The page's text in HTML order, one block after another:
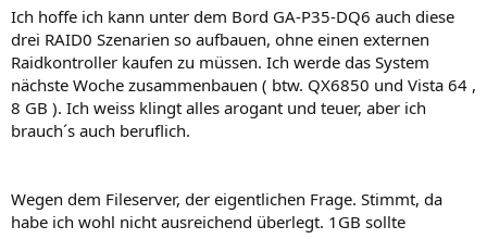
Ich hoffe ich kann unter dem Bord GA-P35-DQ6 auch diese
drei RAID0 Szenarien so aufbauen, ohne einen externen
Raidkontroller kaufen zu müssen. Ich werde das System
nächste Woche zusammenbauen ( btw. QX6850 und Vista 64 ,
8 GB ). Ich weiss klingt alles arogant und teuer, aber ich
brauch´s auch beruflich.
Wegen dem Fileserver, der eigentlichen Frage. Stimmt, da
habe ich wohl nicht ausreichend überlegt. 1GB sollte